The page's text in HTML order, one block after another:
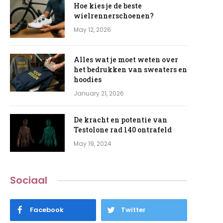
Hoe kies je de beste
wielrennerschoenen?
May 12, 2026
Alles wat je moet weten over
het bedrukken van sweaters en
hoodies
January 21, 2026
De kracht en potentie van
Testolone rad 140 ontrafeld
May 19, 2024
Sociaal
Facebook Twitter